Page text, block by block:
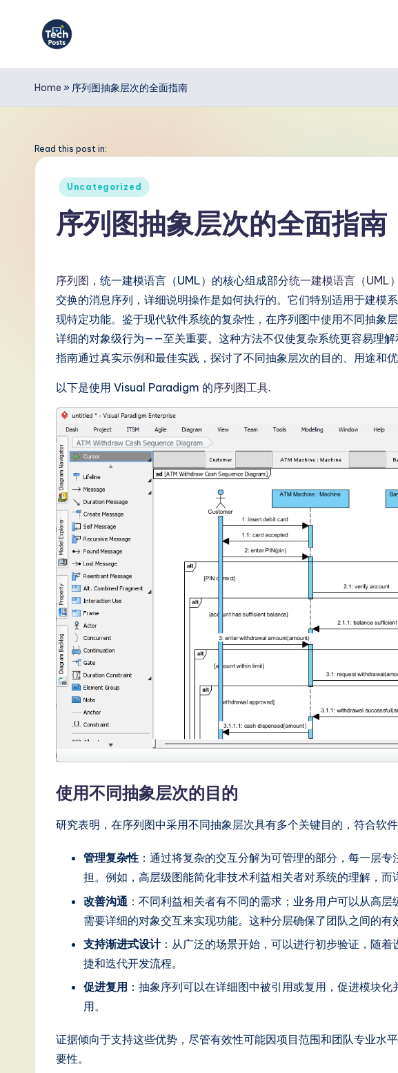
T
e
h
m
C
hi
Home » 序列图抽象层次的全面指南
Read this post in:
Posted
Uncategorized
序列图抽象层次的全面指南
序列图 ，统一建模语言（UML）的核心组成部分统一建模语言（UML）
交换的消息序列，详细说明操作是如何执行的。它们特别适用于建模
现特定功能。鉴于现代软件系统的复杂性，在序列图中使用不同抽象
详细的对象级行为——至关重要。这种方法不仅使复杂系统更容易理
指南通过真实示例和最佳实践，探讨了不同抽象层次的目的、用途和
以下是使用 Visual Paradigm 的序列图工具.
使用不同抽象层次的目的
研究表明，在序列图中采用不同抽象层次具有多个关键目的，符合软
管理复杂性 ：通过将复杂的交互分解为可管理的部分，每一层
担。例如，高层级图能简化非技术利益相关者对系统的理解，而
改善沟通 ：不同利益相关者有不同的需求；业务用户可以从高
需要详细的对象交互来实现功能。这种分层确保了团队之间的有
支持渐进式设计：从广泛的场景开始，可以进行初步验证，随
捷和迭代开发流程。
促进复用 ：抽象序列可以在详细图中被引用或复用，促进模块
用。
证据倾向于支持这些优势，尽管有效性可能因项目范围和团队专业水
要性。